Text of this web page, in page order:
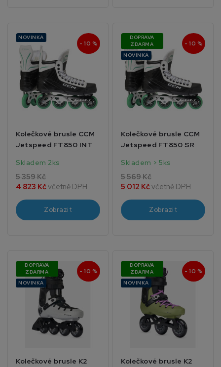
NOVINKA
- 10 %
Kolečkové brusle CCM
Jetspeed FT850 INT
Skladem 2ks
5 359 Kč
4 823 Kčvčetně DPH
Zobrazit
DOPRAVA
ZDARMA
NOVINKA
- 10 %
Kolečkové brusle CCM
Jetspeed FT850 SR
Skladem > 5ks
5 569 Kč
5 012 Kčvčetně DPH
Zobrazit
DOPRAVA
ZDARMA
NOVINKA
- 10 %
Kolečkové brusle K2
DOPRAVA
ZDARMA
NOVINKA
- 10 %
Kolečkové brusle K2